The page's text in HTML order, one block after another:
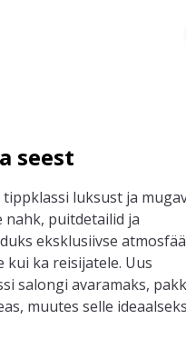
seest
luksust ja
nahk, puitdetailid ja
eksklusiivse
ka reisijatele. Uus
salongi avaramaks,
muutes selle ideaalseks